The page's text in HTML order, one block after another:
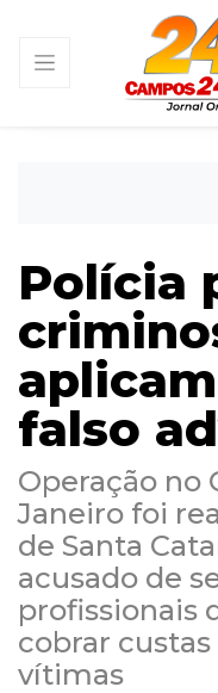
Polícia
falso
Operação no
Janeiro foi
de Santa
acusado de
profissionais
cobrar
vítimas